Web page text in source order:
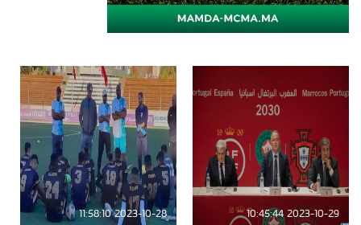
2023-10-29 10:45:44
2023-10-28 11:58:10